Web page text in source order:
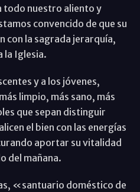
todo nuestro aliento y
convencido de que su
con la sagrada jerarquía,
la Iglesia.
y a los jóvenes,
limpio, más sano, más
que sepan distinguir
el bien con las energías
aportar su vitalidad
del mañana.
«santuario doméstico de